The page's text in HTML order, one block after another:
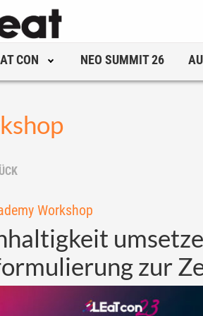
CON NEO SUMMIT 26
Workshop
zur